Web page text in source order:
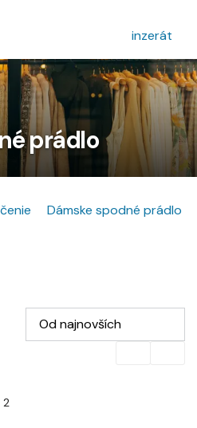
inzerát
prádlo
Dámske spodné prádlo
Od najnovších
2